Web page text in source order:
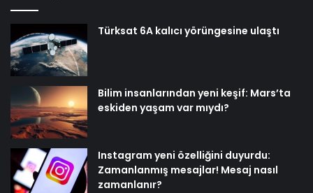
Türksat 6A kalıcı yörüngesine ulaştı
Bilim insanlarından yeni keşif: Mars’ta
eskiden yaşam var mıydı?
Instagram yeni özelliğini duyurdu:
Zamanlanmış mesajlar! Mesaj nasıl
zamanlanır?